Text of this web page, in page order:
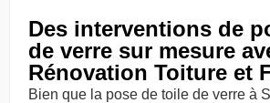
Des interventions de
de verre sur mesure
Rénovation Toiture et
Bien que la pose de toile de verre à